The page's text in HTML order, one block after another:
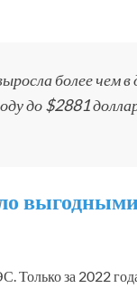
более чем в
до $2881
Только за 2022